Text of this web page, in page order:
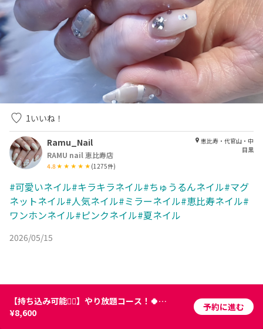
1いいね！
Ramu_Nail
RAMU nail 恵比寿店
4.8 (1275件)
恵比寿・代官山・中
目黒
#可愛いネイル#キラキラネイル#ちゅうるんネイル#マグ
ネットネイル#人気ネイル#ミラーネイル#恵比寿ネイル#
ワンホンネイル#ピンクネイル#夏ネイル
2026/05/15
【持ち込み可能🙆‍♀️】やり放題コース！🍀 ⏰120分
¥8,600
予約に進む